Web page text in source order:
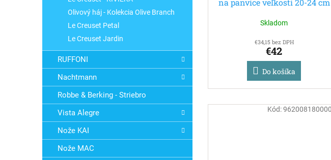
Olivový háj - Kolekcia Olive Branch
Le Creuset Petal
Le Creuset Jardin
RUFFONI
Nachtmann
Robbe & Berking - Striebro
Vista Alegre
Nože KAI
Nože MAC
Skladom
€34,15 bez DPH
€42
Do košíka
Kód: